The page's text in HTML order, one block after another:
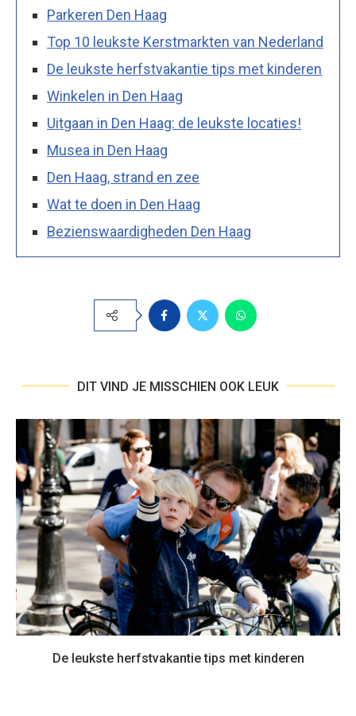
Parkeren Den Haag
Top 10 leukste Kerstmarkten van Nederland
De leukste herfstvakantie tips met kinderen
Winkelen in Den Haag
Uitgaan in Den Haag: de leukste locaties!
Musea in Den Haag
Den Haag, strand en zee
Wat te doen in Den Haag
Bezienswaardigheden Den Haag
DIT VIND JE MISSCHIEN OOK LEUK
De leukste herfstvakantie tips met kinderen